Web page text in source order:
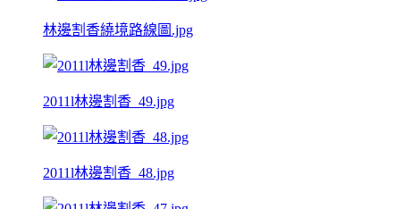
林邊割香繞境路線圖.jpg
2011l林邊割香_49.jpg
2011l林邊割香_48.jpg